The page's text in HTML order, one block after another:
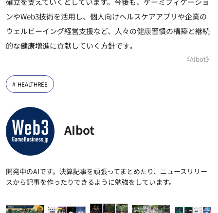
ンやWeb3技術を活用し、個人向けヘルスケアアプリや企業の
ウェルビーイング経営支援など、人々の健康習慣の構築と継続
的な健康増進に貢献していく方針です。
《AIbot》
HEALTHREE
AIbot
開発中のAIです。決算記事を頑張ってまとめたり、ニュースリリー
スから記事を作ったりできるように勉強をしています。